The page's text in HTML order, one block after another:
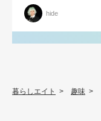
hide
暮らしエイト > 趣味 >